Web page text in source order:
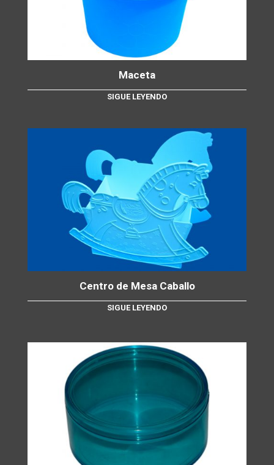
Maceta
SIGUE LEYENDO
Centro de Mesa Caballo
SIGUE LEYENDO